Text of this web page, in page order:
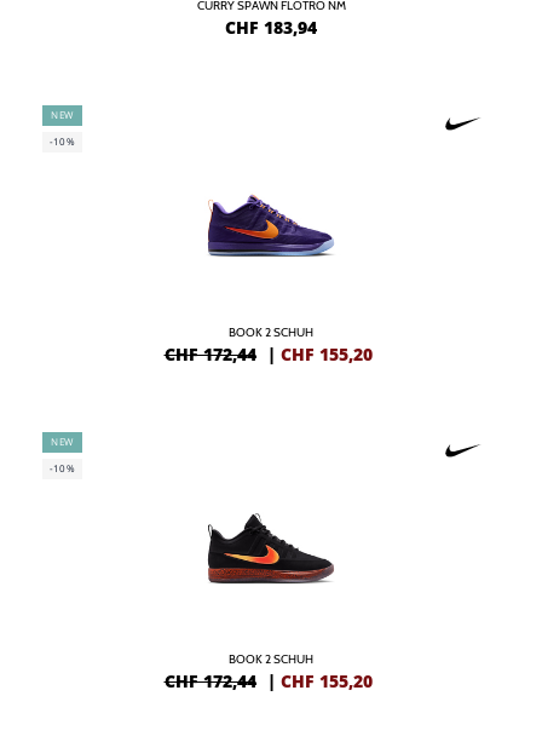
CURRY SPAWN FLOTRO NM
CHF 183,94
NEW
-10%
BOOK 2 SCHUH
CHF 172,44 | CHF 155,20
NEW
-10%
BOOK 2 SCHUH
CHF 172,44 | CHF 155,20